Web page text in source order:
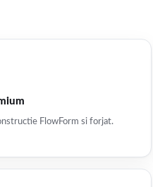
FlowForm si forjat.